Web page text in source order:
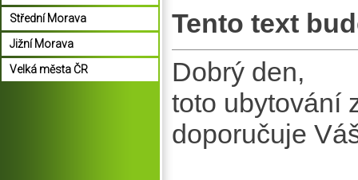
Tento text
Dobrý den,
toto ubytování
doporučuje
Střední Morava
Jižní Morava
Velká města ČR